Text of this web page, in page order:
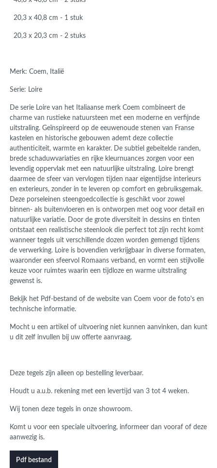
20,3 x 40,8 cm - 1 stuk
20,3 x 20,3 cm - 2 stuks
Merk: Coem, Italië
Serie: Loire
De serie Loire van het Italiaanse merk Coem combineert de
charme van rustieke natuursteen met een moderne en verfijnde
uitstraling. Geïnspireerd op de eeuwenoude stenen van Franse
kastelen en historische gebouwen ademt deze collectie
authenticiteit, warmte en karakter. De subtiel gebeitelde randen,
brede schaduwvariaties en rijke kleurnuances zorgen voor een
levendig oppervlak met een natuurlijke uitstraling. Loire brengt
daarmee de sfeer van vervlogen tijden naar eigentijdse interieurs
en exterieurs, zonder in te leveren op comfort en gebruiksgemak.
Deze porseleinen steengoedcollectie is geschikt voor zowel
binnen- als buitenvloeren en is ontworpen met oog voor detail en
natuurlijke variatie. Door de grote diversiteit in dessins en tinten
ontstaat een realistische steenlook die perfect tot zijn recht komt
wanneer tegels uit verschillende dozen worden gemengd tijdens
de verwerking. Loire is bovendien verkrijgbaar in diverse formaten,
waaronder een sfeervol Romaans verband, en vormt een stijlvolle
keuze voor ruimtes waarin een tijdloze en warme uitstraling
gewenst is.
Bekijk het Pdf-bestand of de website van Coem voor de foto's en
technische informatie.
Mocht u een artikel of uitvoering niet kunnen aanvinken, dan kunt
u dit zelf invullen bij uw offerte aanvraag.
Deze tegels zijn alleen op bestelling leverbaar.
Houdt u a.u.b. rekening met een levertijd van 3 tot 4 weken.
Wij tonen deze tegels in onze showroom.
Komt u voor een speciale uitvoering, informeer dan vooraf of deze
aanwezig is.
Pdf bestand